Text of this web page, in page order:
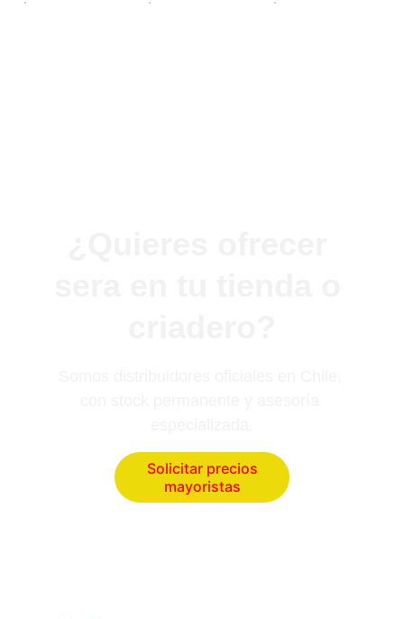
Solicitar precios
mayoristas